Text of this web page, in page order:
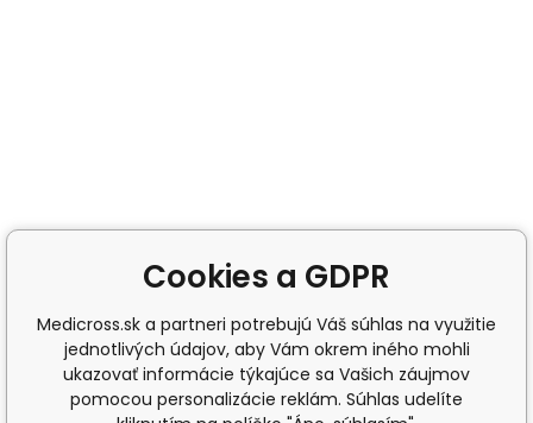
Cookies a GDPR
Medicross.sk a partneri potrebujú Váš súhlas na využitie
jednotlivých údajov, aby Vám okrem iného mohli
ukazovať informácie týkajúce sa Vašich záujmov
pomocou personalizácie reklám. Súhlas udelíte